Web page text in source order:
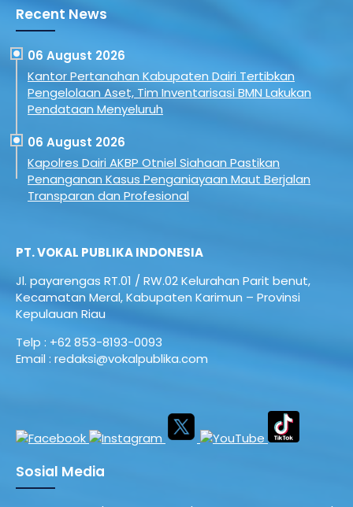
Recent News
06 August 2026
Kantor Pertanahan Kabupaten Dairi Tertibkan
Pengelolaan Aset, Tim Inventarisasi BMN Lakukan
Pendataan Menyeluruh
06 August 2026
Kapolres Dairi AKBP Otniel Siahaan Pastikan
Penanganan Kasus Penganiayaan Maut Berjalan
Transparan dan Profesional
PT. VOKAL PUBLIKA INDONESIA
Jl. payarengas RT.01 / RW.02Kelurahan Parit benut,
Kecamatan Meral,Kabupaten Karimun – Provinsi
Kepulauan Riau
Telp : +62 853-8193-0093
Email : redaksi@vokalpublika.com
Sosial Media